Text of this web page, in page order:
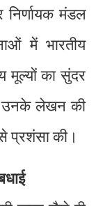
मंडल
में भारतीय
मूल्यों का सुंदर
उनके लेखन की
प्रशंसा की।